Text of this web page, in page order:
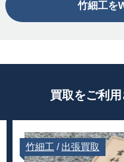
竹細工を
買取をご利
竹細工 / 出張買取